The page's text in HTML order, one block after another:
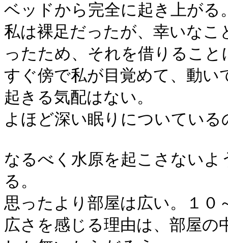
ベッドから完全に起き上がる
私は裸足だったが、幸いな
ったため、それを借りること
すぐ傍で私が目覚めて、動
起きる気配はない。
よほど深い眠りについている
なるべく水原を起こさない
る。
思ったより部屋は広い。１
広さを感じる理由は、部屋